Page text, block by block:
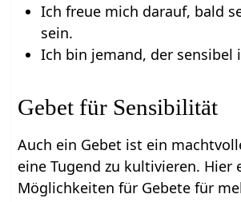
Ich freue mich darauf, bald
sein.
Ich bin jemand, der sensibel
Gebet für Sensibilität
Auch ein Gebet ist ein
eine Tugend zu kultivieren. Hier
Möglichkeiten für Gebete für